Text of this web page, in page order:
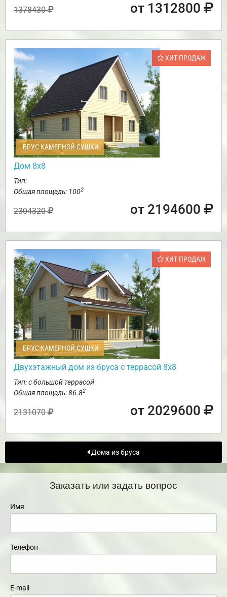
1378430 от 1312800
ХИТ ПРОДАЖ
БРУС КАМЕРНОЙ СУШКИ
Дом 8х8
Тип:
Общая площадь: 1002
2304320 от 2194600
ХИТ ПРОДАЖ
БРУС КАМЕРНОЙ СУШКИ
Двухэтажный дом из бруса с террасой 8х8
Тип: с большой террасой
Общая площадь: 86.82
2131070 от 2029600
Дома из бруса
Заказать или задать вопрос
Имя
Телефон
E-mail